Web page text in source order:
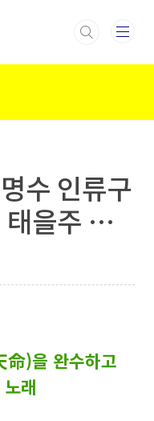
수 인류구
을주 주
命)을 완수하고
래